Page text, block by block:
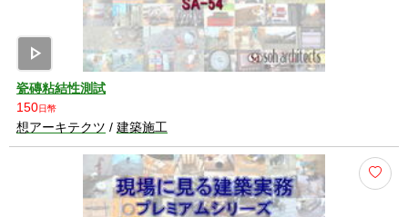
play_arrow
瓷磚粘結性測試
150日幣
想アーキテクツ / 建築施工